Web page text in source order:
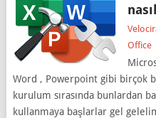
Office
Word , Powerpoint gibi birçok
kurulum sırasında bunlardan
kullanmaya başlarlar gel